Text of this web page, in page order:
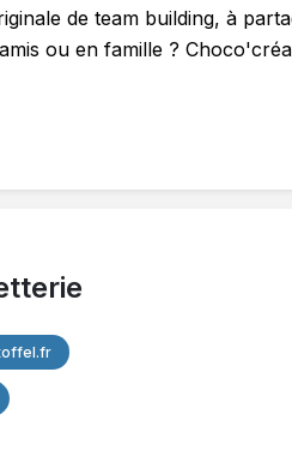
de team building, à
ou en famille ?